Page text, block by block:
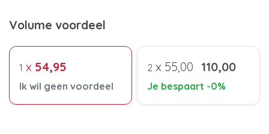
Volume voordeel
1 x 54,95
Ik wil geen voordeel
2 x 55,00 110,00
Je bespaart -0%